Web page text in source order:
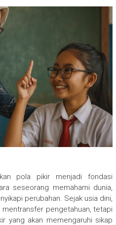
pola pikir menjadi fondasi
seseorang memahami dunia,
perubahan. Sejak usia dini,
pengetahuan, tetapi
yang akan memengaruhi sikap